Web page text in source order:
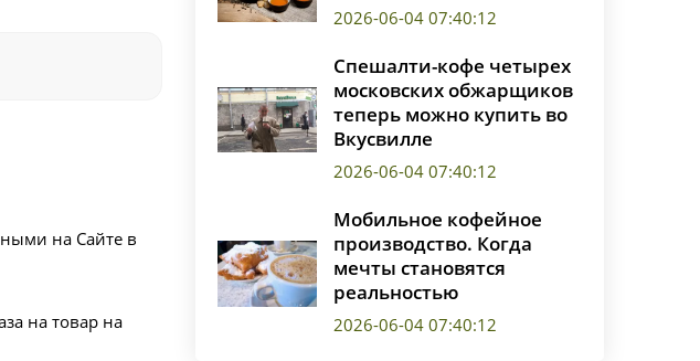
на Сайте в
на товар на
2026-06-04 07:40:12
Спешалти-кофе четырех
московских обжарщиков
теперь можно купить во
Вкусвилле
2026-06-04 07:40:12
Мобильное кофейное
производство. Когда
мечты становятся
реальностью
2026-06-04 07:40:12